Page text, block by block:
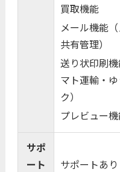
買取機能
メール機能
共有管理）
送り状印刷
マト運輸・
ク）
プレビュー
サポ
ート
サポートあり